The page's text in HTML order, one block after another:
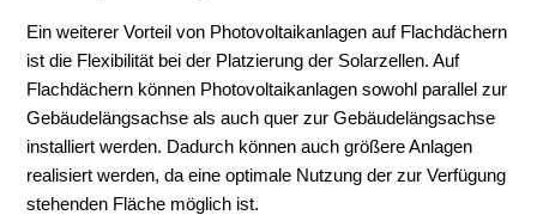
Ein weiterer Vorteil von Photovoltaikanlagen auf Flachdächern
ist die Flexibilität bei der Platzierung der Solarzellen. Auf
Flachdächern können Photovoltaikanlagen sowohl parallel zur
Gebäudelängsachse als auch quer zur Gebäudelängsachse
installiert werden. Dadurch können auch größere Anlagen
realisiert werden, da eine optimale Nutzung der zur Verfügung
stehenden Fläche möglich ist.